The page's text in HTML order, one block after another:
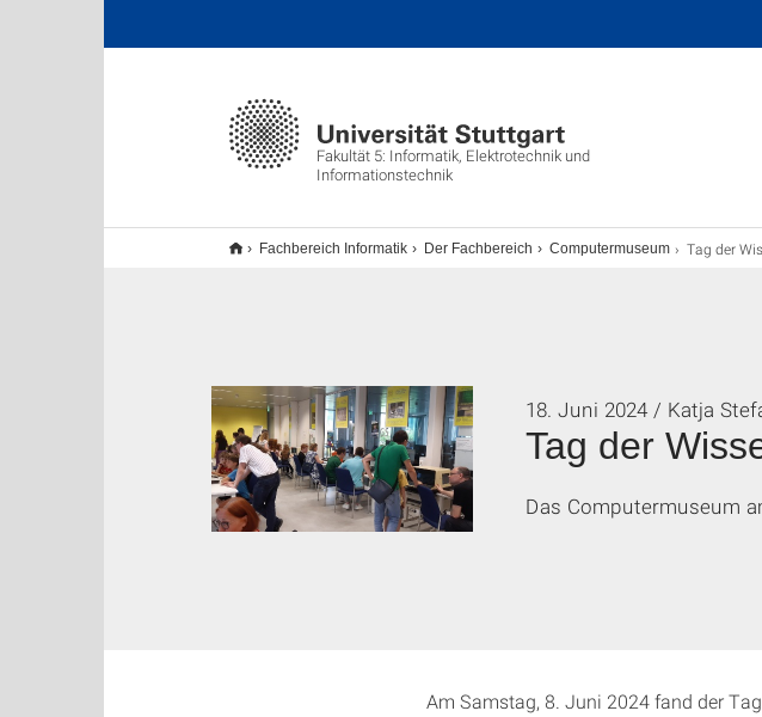
Fakultät 5: Informatik, Elektrotechnik und
Informationstechnik
Fachbereich Informatik Der Fachbereich Computermuseum Tag der
Tag der
18. Juni 2024 / Katja
Das Computermuseum
Am Samstag, 8. Juni 2024 fand der